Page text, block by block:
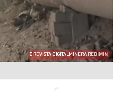
REVISTA DIGITALMINERA REDIMIN